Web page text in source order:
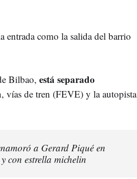
entrada como la salida del barrio
Bilbao, está separado
vías de tren (FEVE) y la autopista
a Gerard Piqué en
con estrella michelin